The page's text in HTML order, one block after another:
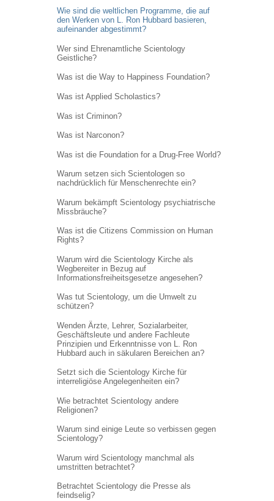
Wie sind die weltlichen Programme, die auf
den Werken von L. Ron Hubbard basieren,
aufeinander abgestimmt?
Wer sind Ehrenamtliche Scientology
Geistliche?
Was ist die Way to Happiness Foundation?
Was ist Applied Scholastics?
Was ist Criminon?
Was ist Narconon?
Was ist die Foundation for a Drug-Free World?
Warum setzen sich Scientologen so
nachdrücklich für Menschenrechte ein?
Warum bekämpft Scientology psychiatrische
Missbräuche?
Was ist die Citizens Commission on Human
Rights?
Warum wird die Scientology Kirche als
Wegbereiter in Bezug auf
Informationsfreiheitsgesetze angesehen?
Was tut Scientology, um die Umwelt zu
schützen?
Wenden Ärzte, Lehrer, Sozialarbeiter,
Geschäftsleute und andere Fachleute
Prinzipien und Erkenntnisse von L. Ron
Hubbard auch in säkularen Bereichen an?
Setzt sich die Scientology Kirche für
interreligiöse Angelegenheiten ein?
Wie betrachtet Scientology andere
Religionen?
Warum sind einige Leute so verbissen gegen
Scientology?
Warum wird Scientology manchmal als
umstritten betrachtet?
Betrachtet Scientology die Presse als
feindselig?